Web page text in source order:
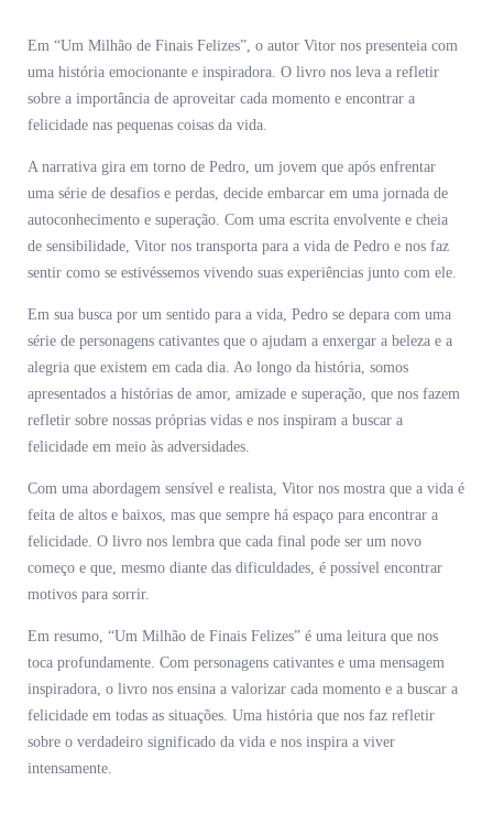
Em “Um Milhão de Finais Felizes”, o autor Vitor nos presenteia com
uma história emocionante e inspiradora. O livro nos leva a refletir
sobre a importância de aproveitar cada momento e encontrar a
felicidade nas pequenas coisas da vida.
A narrativa gira em torno de Pedro, um jovem que após enfrentar
uma série de desafios e perdas, decide embarcar em uma jornada de
autoconhecimento e superação. Com uma escrita envolvente e cheia
de sensibilidade, Vitor nos transporta para a vida de Pedro e nos faz
sentir como se estivéssemos vivendo suas experiências junto com ele.
Em sua busca por um sentido para a vida, Pedro se depara com uma
série de personagens cativantes que o ajudam a enxergar a beleza e a
alegria que existem em cada dia. Ao longo da história, somos
apresentados a histórias de amor, amizade e superação, que nos fazem
refletir sobre nossas próprias vidas e nos inspiram a buscar a
felicidade em meio às adversidades.
Com uma abordagem sensível e realista, Vitor nos mostra que a vida é
feita de altos e baixos, mas que sempre há espaço para encontrar a
felicidade. O livro nos lembra que cada final pode ser um novo
começo e que, mesmo diante das dificuldades, é possível encontrar
motivos para sorrir.
Em resumo, “Um Milhão de Finais Felizes” é uma leitura que nos
toca profundamente. Com personagens cativantes e uma mensagem
inspiradora, o livro nos ensina a valorizar cada momento e a buscar a
felicidade em todas as situações. Uma história que nos faz refletir
sobre o verdadeiro significado da vida e nos inspira a viver
intensamente.